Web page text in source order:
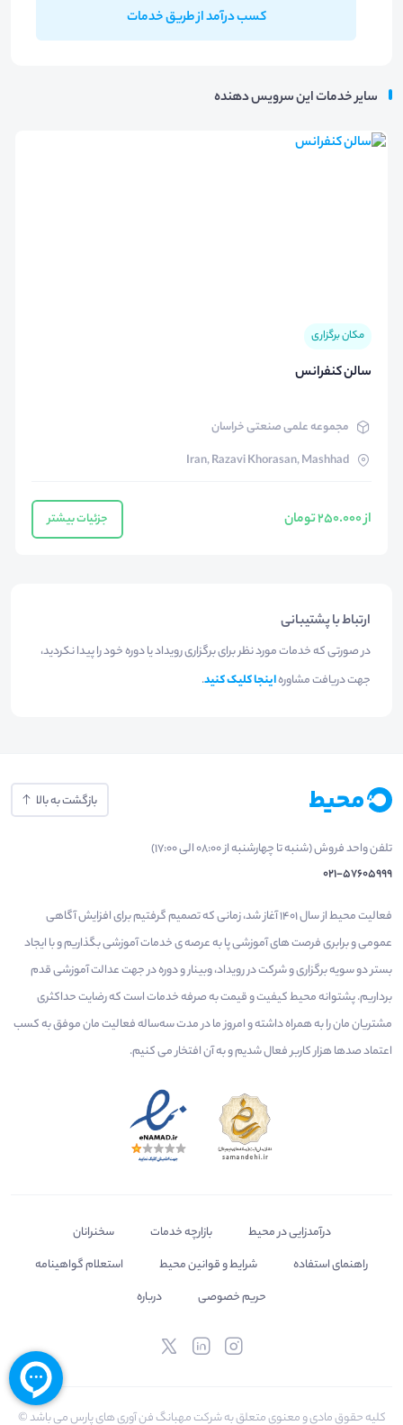
کسب درآمد از طریق خدمات
سایر خدمات این سرویس دهنده
مکان برگزاری
سالن کنفرانس
مجموعه علمی صنعتی خراسان
Iran, Razavi Khorasan, Mashhad
از 250.000 تومان جزئیات بیشتر
ارتباط با پشتیبانی
در صورتی که خدمات مورد نظر برای برگزاری رویداد یا دوره خود را پیدا نکردید،
جهت دریافت مشاورهاینجا کلیک کنید.
بازگشت به بالا
تلفن واحد فروش (شنبه تا چهارشنبه از 08:00 الی 17:00)
021-57605999
فعالیت محیط از سال 1401 آغاز شد، زمانی که تصمیم گرفتیم برای افزایش آگاهی
عمومی و برابری فرصت های آموزشی پا به عرصه ی خدمات آموزشی بگذاریم و با ایجاد
بستر دو سویه برگزاری و شرکت در رویداد، وبینار و دوره در جهت عدالت آموزشی قدم
برداریم. پشتوانه محیط کیفیت و قیمت به صرفه خدمات است که رضایت حداکثری
مشتریان مان را به همراه داشته و امروز ما در مدت سه‌ساله فعالیت مان موفق به کسب
اعتماد صدها هزار کاربر فعال شدیم و به آن افتخار می‌ کنیم.
درآمدزایی در محیط بازارچه خدمات
سخنرانان
راهنمای استفاده
شرایط و قوانین محیط
استعلام گواهینامه
حریم خصوصی
درباره
کلیه حقوق مادی و معنوی متعلق به شرکت مهبانگ فن آوری های پارس می باشد ©